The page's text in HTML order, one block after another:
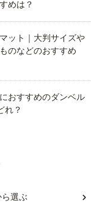
めは？
ット｜大判サイズや
のなどのおすすめ
おすすめのダンベル
れ？
ら選ぶ